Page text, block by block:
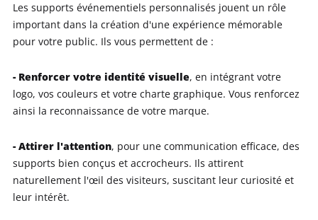
Les supports événementiels personnalisés jouent un rôle
important dans la création d'une expérience mémorable
pour votre public. Ils vous permettent de :
- Renforcer votre identité visuelle, en intégrant votre
logo, vos couleurs et votre charte graphique. Vous renforcez
ainsi la reconnaissance de votre marque.
- Attirer l'attention, pour une communication efficace, des
supports bien conçus et accrocheurs. Ils attirent
naturellement l'œil des visiteurs, suscitant leur curiosité et
leur intérêt.